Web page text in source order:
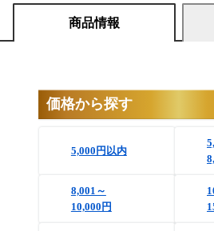
商品情報
価格から探す
5,000円以内
8,001～
10,000円